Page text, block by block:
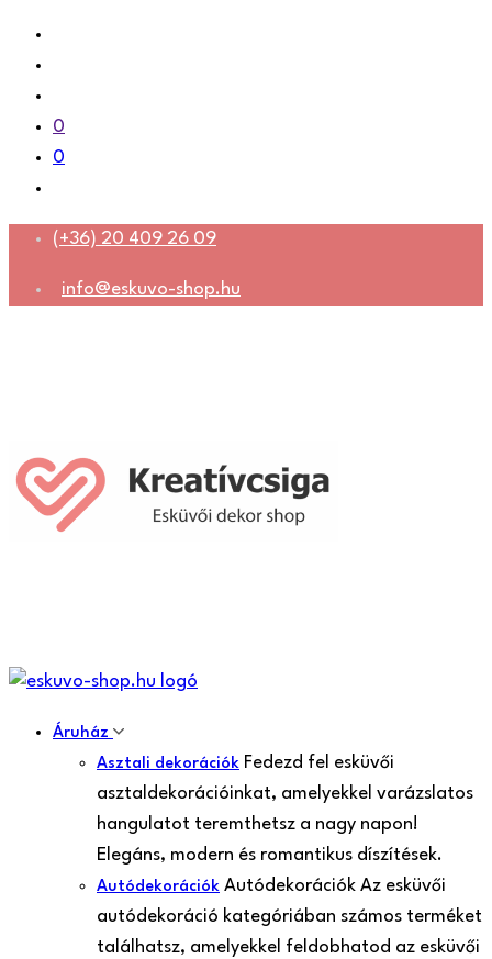
0
0
(+36) 20 409 26 09
info@eskuvo-shop.hu
Áruház
Asztali dekorációk Fedezd fel esküvői
asztaldekorációinkat, amelyekkel varázslatos
hangulatot teremthetsz a nagy napon!
Elegáns, modern és romantikus díszítések.
Autódekorációk Autódekorációk Az esküvői
autódekoráció kategóriában számos terméket
találhatsz, amelyekkel feldobhatod az esküvői